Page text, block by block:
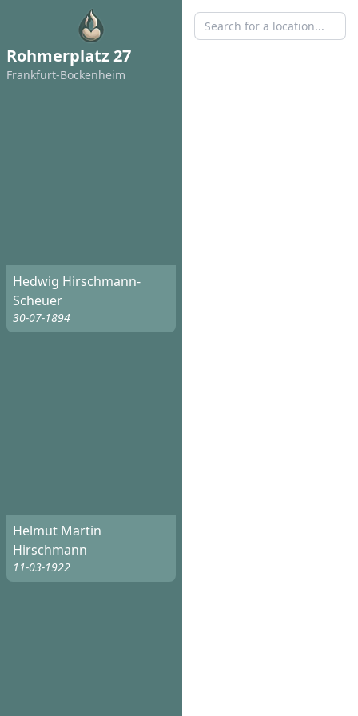
Rohmerplatz 27
Frankfurt-Bockenheim
Hedwig Hirschmann-
Scheuer
30-07-1894
Helmut Martin
Hirschmann
11-03-1922